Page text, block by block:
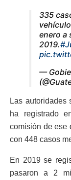
335
enero a
2019.
—
Las autoridades
ha registrado
comisión de ese
con 448 casos
En 2019 se
pasaron a 2